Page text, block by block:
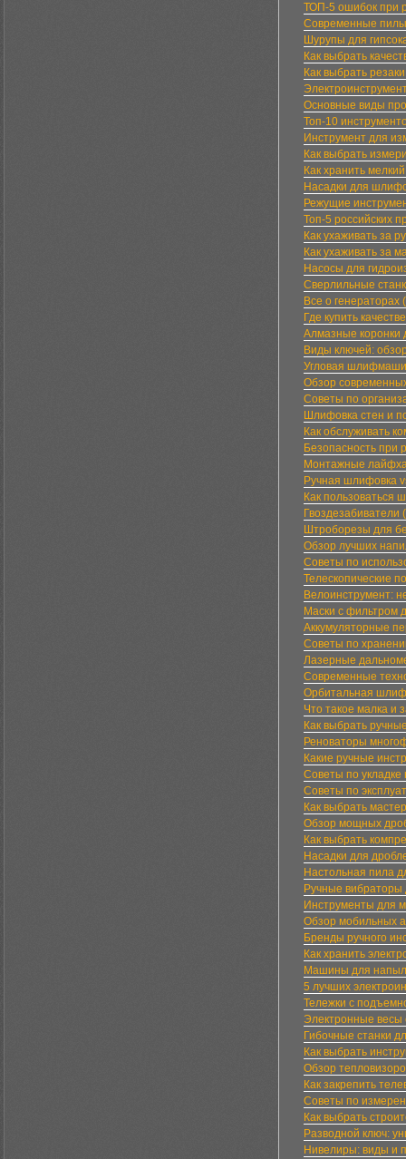
ТОП-5 ошибок при
Современные пилы
Шурупы для
Как выбрать
Как выбрать
Основные виды
Топ-10
Инструмент для
Как выбрать
Как хранить
Насадки для
Режущие
Топ-5 российских
Как ухаживать за
Как ухаживать за
Насосы для
Сверлильные
Все о
Где купить
Алмазные коронки
Виды ключей:
Угловая
Обзор
Советы по
Шлифовка стен и
Как обслуживать
Безопасность при
Монтажные
Ручная шлифовка
Как пользоваться
Штроборезы для
Обзор лучших
Советы по
Телескопические
Велоинструмент:
Маски с фильтром
Аккумуляторные
Советы по
Лазерные
Современные
Орбитальная
Что такое малка и
Как выбрать
Реноваторы
Какие ручные
Советы по укладке
Советы по
Как выбрать
Обзор мощных
Как выбрать
Насадки для
Настольная пила
Ручные вибраторы
Инструменты для
Обзор мобильных
Бренды ручного
Как хранить
Машины для
5 лучших
Тележки с
Электронные весы
Гибочные станки
Как выбрать
Обзор
Как закрепить
Советы по
Как выбрать
Разводной ключ:
Нивелиры: виды и